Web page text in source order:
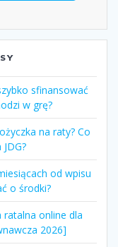
sfinansować
w grę?
na raty? Co
od wpisu
o środki?
online dla
2026]